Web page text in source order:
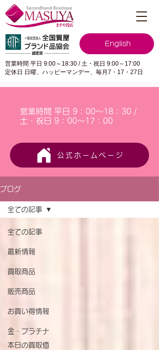
English
営業時間 平日 9:00～18:30 / 土・祝日 9:00～17:00
定休日 日曜、ハッピーマンデー、毎月7・17・27日
営業時間 平日 9：00～18：30 /
土・祝日 9：00～17：00
公式ホームページ
ブログ
全ての記事
最新情報
買取商品
販売商品
お買い得情報
金・プラチナ
本日の買取価
全ての記事